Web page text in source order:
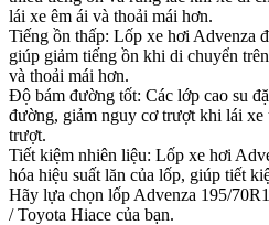
lái xe êm ái và thoải mái hơn.
Tiếng ồn thấp: Lốp xe hơi Advenza
giúp giảm tiếng ồn khi di chuyển
và thoải mái hơn.
Độ bám đường tốt: Các lớp cao su
đường, giảm nguy cơ trượt khi lái xe
trượt.
Tiết kiệm nhiên liệu: Lốp xe hơi
hóa hiệu suất lăn của lốp, giúp tiết
Hãy lựa chọn lốp Advenza 195/
/ Toyota Hiace của bạn.